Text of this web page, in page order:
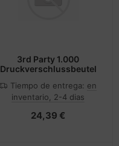
3rd Party 1.000
Druckverschlussbeutel
Tiempo de entrega: en
inventario, 2-4 dias
24,39 €